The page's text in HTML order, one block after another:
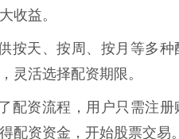
收益。
按天、按周、按月等多
灵活选择配资期限。
配资流程，用户只需注
配资资金，开始股票交易。